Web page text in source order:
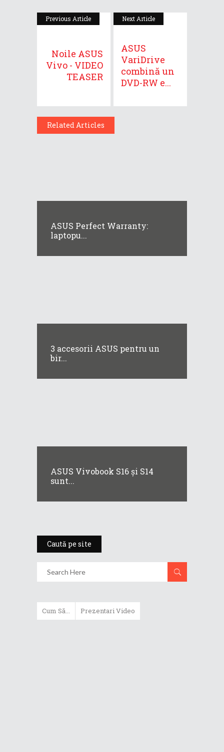
Previous Article
Noile ASUS
Vivo - VIDEO
TEASER
Next Article
ASUS
VariDrive
combină un
DVD-RW e...
Related Articles
ASUS Perfect Warranty:
laptopu...
3 accesorii ASUS pentru un
bir...
ASUS Vivobook S16 și S14
sunt...
Caută pe site
Cum Să... Prezentari Video